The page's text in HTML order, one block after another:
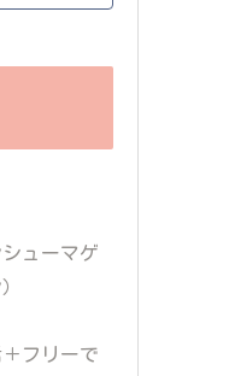
ューマゲ
フリーで